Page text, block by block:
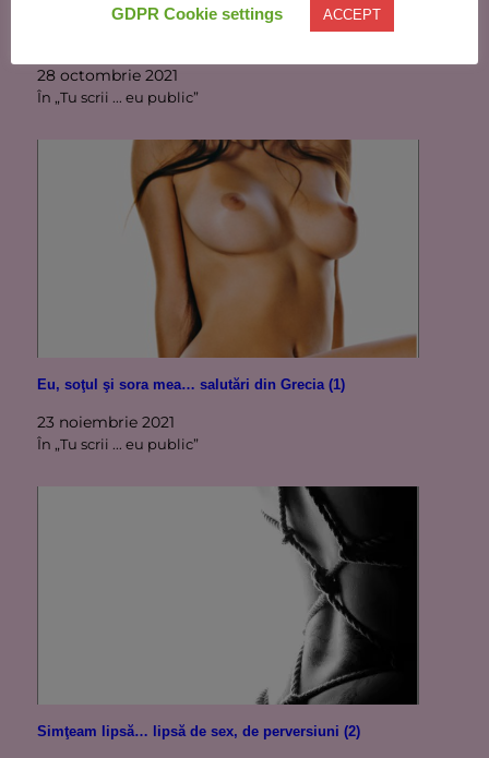
28 octombrie 2021
În „Tu scrii ... eu public”
Eu, soţul şi sora mea… salutări din Grecia (1)
23 noiembrie 2021
În „Tu scrii ... eu public”
Simţeam lipsă… lipsă de sex, de perversiuni (2)
GDPR Cookie settings
ACCEPT